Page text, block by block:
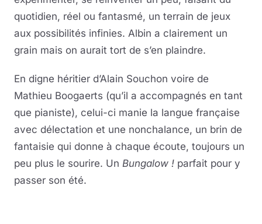
quotidien, réel ou fantasmé, un terrain de jeux
aux possibilités infinies. Albin a clairement un
grain mais on aurait tort de s’en plaindre.
En digne héritier d’Alain Souchon voire de
Mathieu Boogaerts (qu’il a accompagnés en tant
que pianiste), celui-ci manie la langue française
avec délectation et une nonchalance, un brin de
fantaisie qui donne à chaque écoute, toujours un
peu plus le sourire. Un Bungalow ! parfait pour y
passer son été.